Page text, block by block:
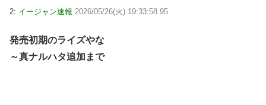
2: イージャン速報 2026/05/26(火) 19:33:58.95
発売初期のライズやな
～真ナルハタ追加まで